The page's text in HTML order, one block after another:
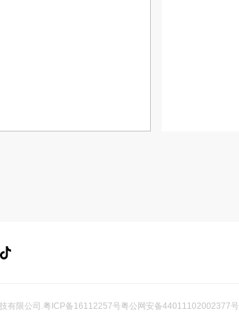
有限公司 .粤ICP备16112257号粤公网安备44011102002377号